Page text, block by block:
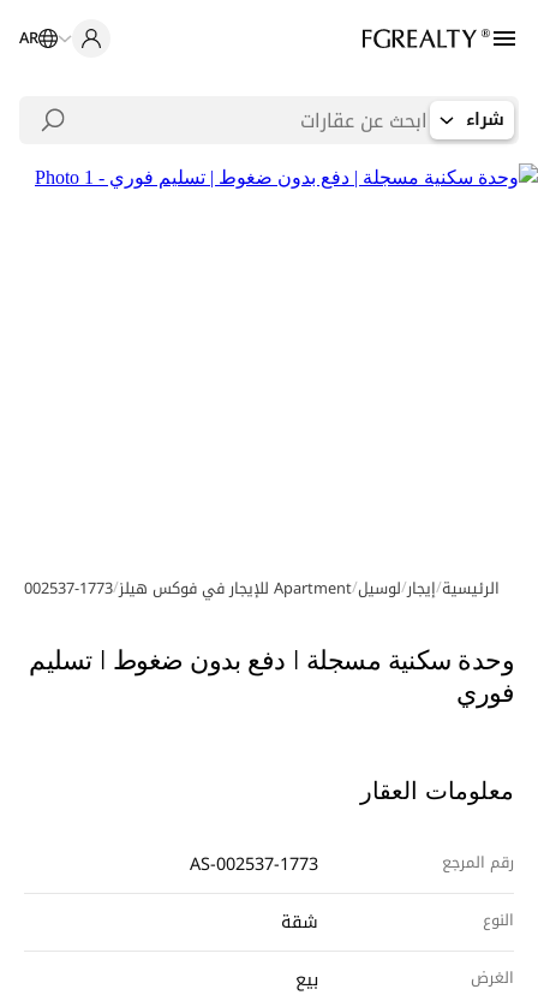
AR
شراء
معرض الصور
الرئيسية/إيجار/لوسيل/Apartment للإيجار في فوكس هيلز /
AS-002537-1773
وحدة سكنية مسجلة | دفع بدون ضغوط | تسليم
فوري
معلومات العقار
رقم المرجع AS-002537-1773
النوع شقة
الغرض بيع